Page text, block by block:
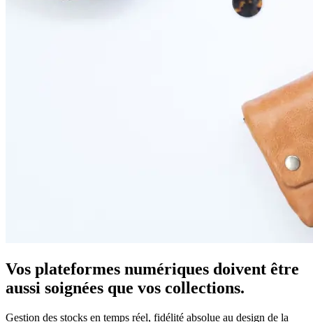
Vos plateformes numériques doivent être
aussi soignées que vos collections.
Gestion des stocks en temps réel, fidélité absolue au design de la